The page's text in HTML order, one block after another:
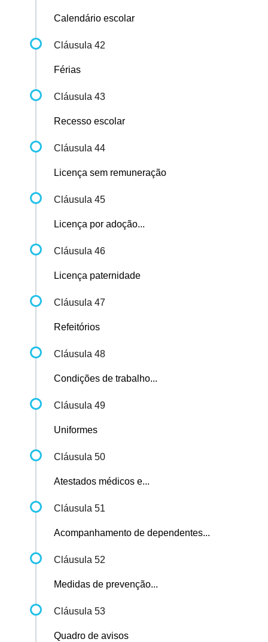
Calendário escolar
Cláusula 42
Férias
Cláusula 43
Recesso escolar
Cláusula 44
Licença sem remuneração
Cláusula 45
Licença por adoção...
Cláusula 46
Licença paternidade
Cláusula 47
Refeitórios
Cláusula 48
Condições de trabalho...
Cláusula 49
Uniformes
Cláusula 50
Atestados médicos e...
Cláusula 51
Acompanhamento de dependentes...
Cláusula 52
Medidas de prevenção...
Cláusula 53
Quadro de avisos